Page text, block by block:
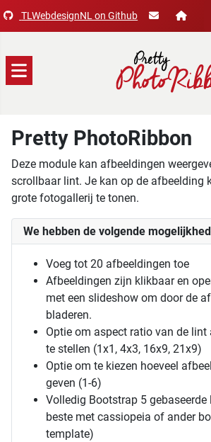
TLWebdesignNL on Github
Pretty PhotoRibbon
Deze module kan afbeeldingen
scrollbaar lint. Je kan op de afbeelding
grote fotogallerij te tonen.
We hebben de volgende
Voeg tot 20 afbeeldingen toe
Afbeeldingen zijn klikbaar en
met een slideshow om door de
bladeren.
Optie om aspect ratio van de lint
te stellen (1x1, 4x3, 16x9, 21x9)
Optie om te kiezen hoeveel
geven (1-6)
Volledig Bootstrap 5
beste met cassiopeia of ander
template)